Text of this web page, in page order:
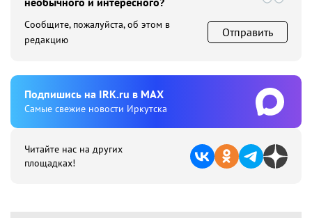
Сообщите, пожалуйста, об этом в
редакцию
Отправить
Подпишиcь на IRK.ru в MAX
Cамые свежие новости Иркутска
Читайте нас на других
площадках!